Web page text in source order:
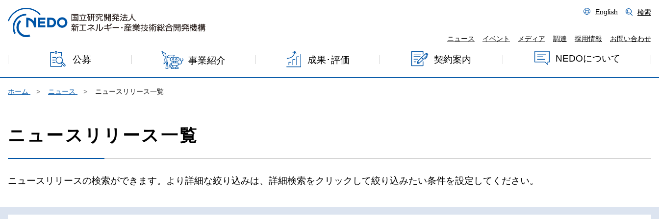
本文へジャンプ
English 検索
ニュース イベント メディア 調達 採用情報 お問い合わせ
公募 事業紹介 成果･評価 契約案内 NEDOについて
ホーム ニュース ニュースリリース一覧
ニュースリリース一覧
ニュースリリースの検索ができます。より詳細な絞り込みは、詳細検索をクリックして絞り込みたい条件を設定してください。